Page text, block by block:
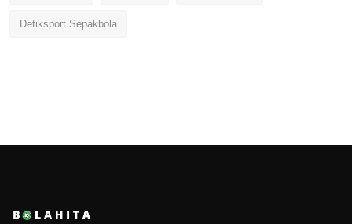
Detiksport Sepakbola